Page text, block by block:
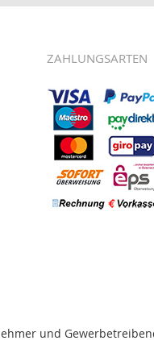
ZAHLUNGSARTEN
und